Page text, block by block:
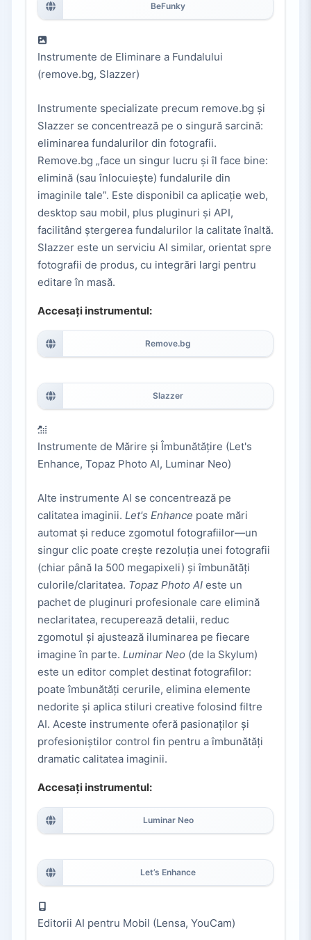
BeFunky
Instrumente de Eliminare a Fundalului
(remove.bg, Slazzer)
Instrumente specializate precum remove.bg și
Slazzer se concentrează pe o singură sarcină:
eliminarea fundalurilor din fotografii.
Remove.bg „face un singur lucru și îl face bine:
elimină (sau înlocuiește) fundalurile din
imaginile tale”. Este disponibil ca aplicație web,
desktop sau mobil, plus pluginuri și API,
facilitând ștergerea fundalurilor la calitate înaltă.
Slazzer este un serviciu AI similar, orientat spre
fotografii de produs, cu integrări largi pentru
editare în masă.
Accesați instrumentul:
Remove.bg
Slazzer
Instrumente de Mărire și Îmbunătățire (Let's
Enhance, Topaz Photo AI, Luminar Neo)
Alte instrumente AI se concentrează pe
calitatea imaginii. Let's Enhance poate mări
automat și reduce zgomotul fotografiilor—un
singur clic poate crește rezoluția unei fotografii
(chiar până la 500 megapixeli) și îmbunătăți
culorile/claritatea. Topaz Photo AI este un
pachet de pluginuri profesionale care elimină
neclaritatea, recuperează detalii, reduc
zgomotul și ajustează iluminarea pe fiecare
imagine în parte. Luminar Neo (de la Skylum)
este un editor complet destinat fotografilor:
poate îmbunătăți cerurile, elimina elemente
nedorite și aplica stiluri creative folosind filtre
AI. Aceste instrumente oferă pasionaților și
profesioniștilor control fin pentru a îmbunătăți
dramatic calitatea imaginii.
Accesați instrumentul:
Luminar Neo
Let’s Enhance
Editorii AI pentru Mobil (Lensa, YouCam)